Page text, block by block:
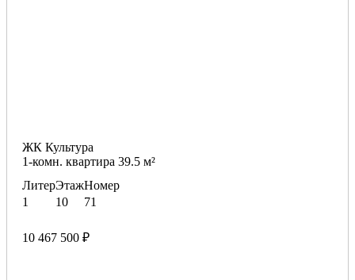
ЖК Культура
1-комн. квартира 39.5 м²
Литер
1
Этаж
10
Номер
71
10 467 500 ₽